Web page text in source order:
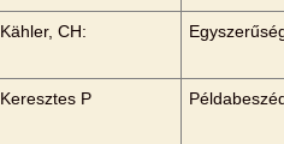
Kähler, CH:
Keresztes P